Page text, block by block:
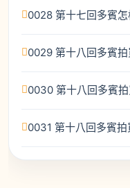
0028 第十七回多賓
0029 第十八回多賓
0030 第十八回多賓
0031 第十八回多賓